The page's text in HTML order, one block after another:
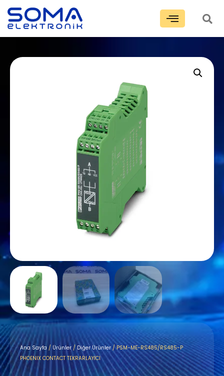
Ana Sayfa / Ürünler /Diğer Ürünler / PSM-ME-RS485/RS485-P
PHOENIX CONTACT TEKRARLAYICI